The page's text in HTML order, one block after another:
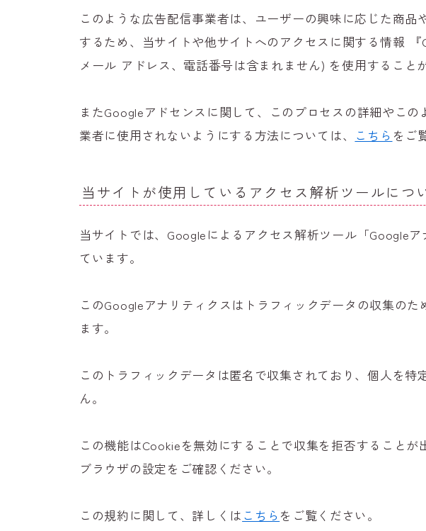
このような広告配信事業者は、ユーザーの興味に応じた商品
するため、当サイトや他サイトへのアクセスに関する情報 『
メール アドレス、電話番号は含まれません) を使用すること
またGoogleアドセンスに関して、このプロセスの詳細やこ
業者に使用されないようにする方法については、
こちら をご
当サイトが使用しているアクセス解析ツールにつ
当サイトでは、Googleによるアクセス解析ツール「Google
ています。
このGoogleアナリティクスはトラフィックデータの収集のた
ます。
このトラフィックデータは匿名で収集されており、個人を特
ん。
この機能はCookieを無効にすることで収集を拒否することが
ブラウザの設定をご確認ください。
この規約に関して、詳しくは こちら をご覧ください。